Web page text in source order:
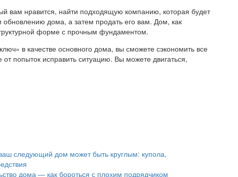
вам нравится, найти подходящую компанию, которая будет
обновлению дома, а затем продать его вам. Дом, как
форме с прочным фундаментом.
в качестве основного дома, вы сможете сэкономить все
попыток исправить ситуацию. Вы можете двигаться,
следующий дом может быть круглым: купола,
дома — как бороться с плохим подрядчиком